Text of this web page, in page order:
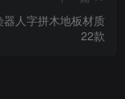
器人字拼木地板材质
22款